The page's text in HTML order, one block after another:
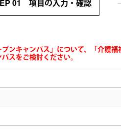
01 項目の入力・確認
ンキャンパス」について、「介護
スをご検討ください。